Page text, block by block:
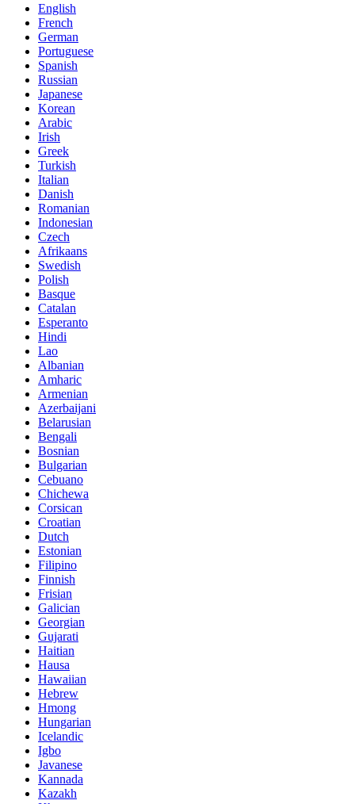
English
French
German
Portuguese
Spanish
Russian
Japanese
Korean
Arabic
Irish
Greek
Turkish
Italian
Danish
Romanian
Indonesian
Czech
Afrikaans
Swedish
Polish
Basque
Catalan
Esperanto
Hindi
Lao
Albanian
Amharic
Armenian
Azerbaijani
Belarusian
Bengali
Bosnian
Bulgarian
Cebuano
Chichewa
Corsican
Croatian
Dutch
Estonian
Filipino
Finnish
Frisian
Galician
Georgian
Gujarati
Haitian
Hausa
Hawaiian
Hebrew
Hmong
Hungarian
Icelandic
Igbo
Javanese
Kannada
Kazakh